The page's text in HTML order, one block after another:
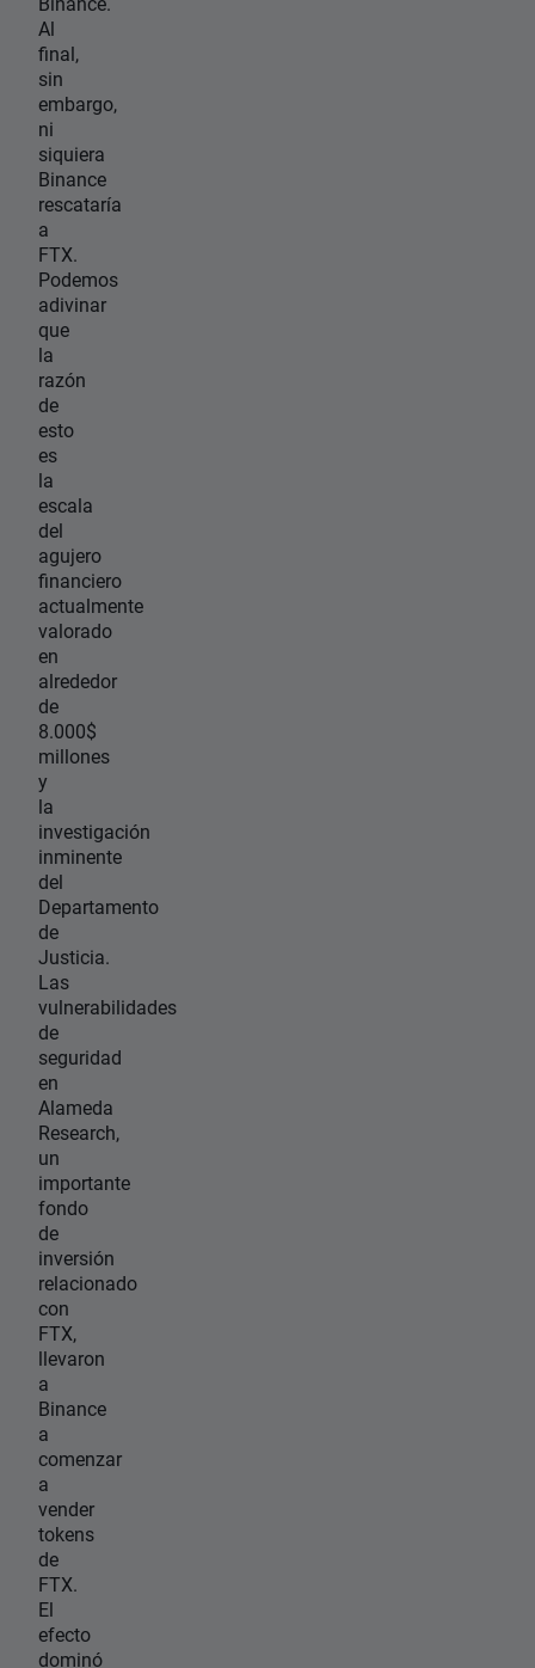
Al
final,
sin
embargo,
ni
siquiera
Binance
rescataría
a
FTX.
Podemos
adivinar
que
la
razón
de
esto
es
la
escala
del
agujero
financiero
actualmente
valorado
en
alrededor
de
8.000$
millones
y
la
investigación
inminente
del
Departamento
de
Justicia.
Las
vulnerabilidades
de
seguridad
en
Alameda
Research,
un
importante
fondo
de
inversión
relacionado
con
FTX,
llevaron
a
Binance
a
comenzar
a
vender
tokens
de
FTX.
El
efecto
dominó